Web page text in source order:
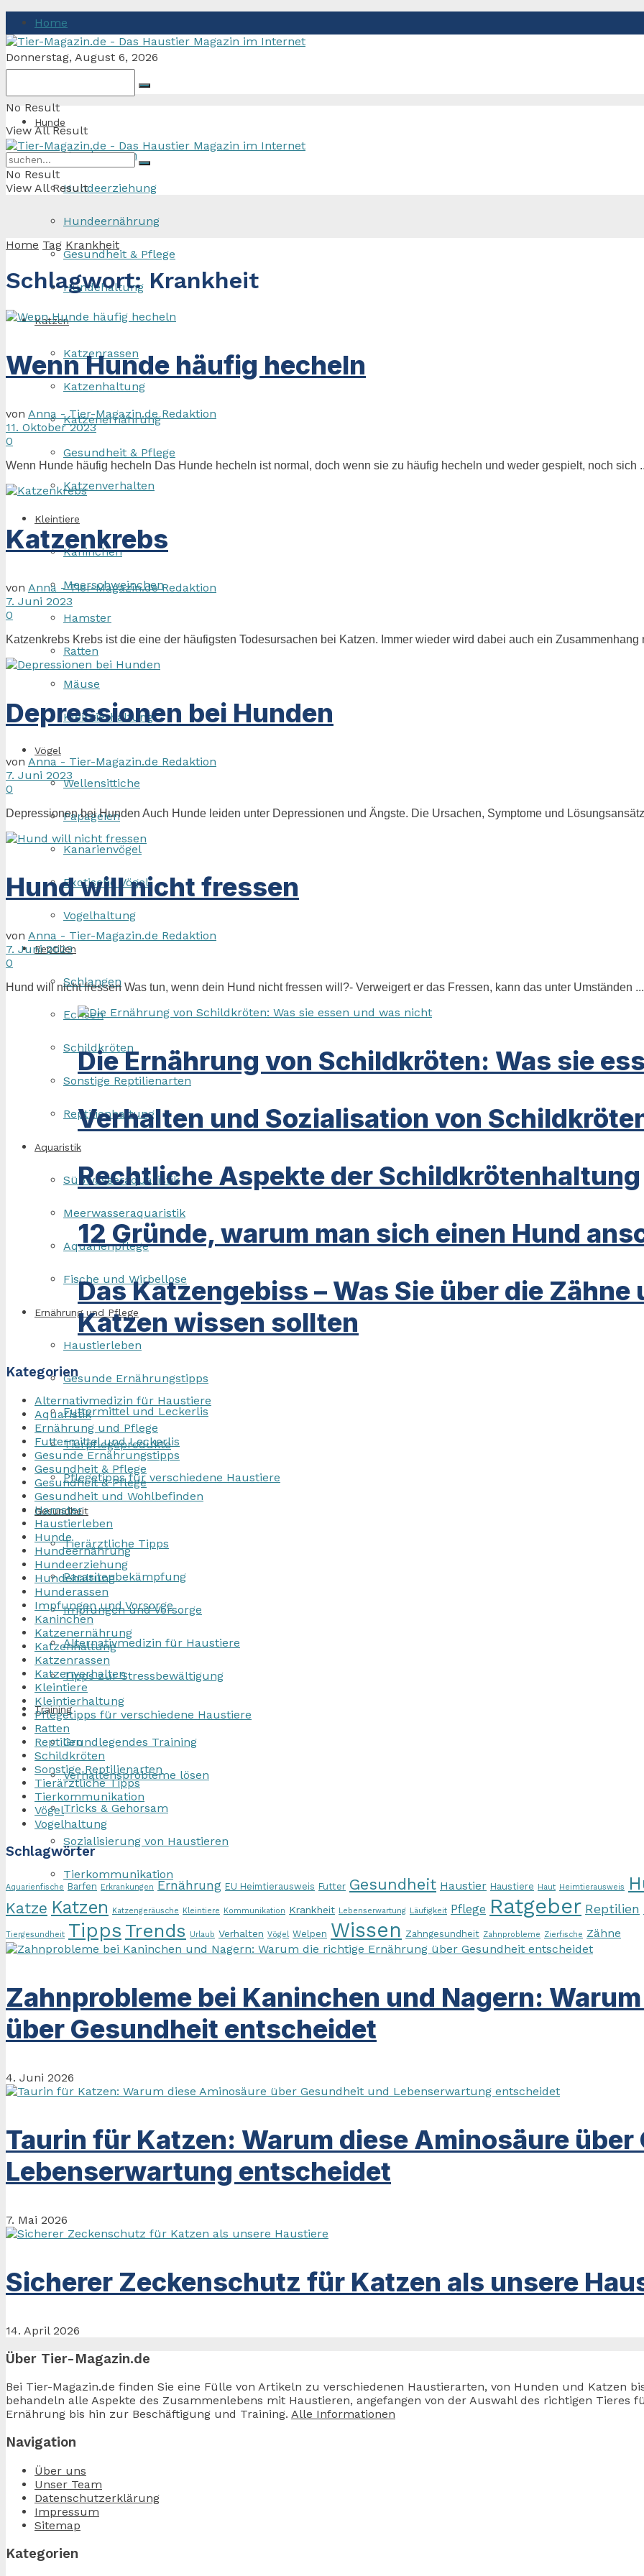
Home
Donnerstag, August 6, 2026
No Result
View All Result
Hunde
Hunderassen
Hundeerziehung
Hundeernährung
Gesundheit & Pflege
Hundehaltung
Katzen
Katzenrassen
Katzenhaltung
Katzenernährung
Gesundheit & Pflege
Katzenverhalten
Kleintiere
Kaninchen
Meerschweinchen
Hamster
Ratten
Mäuse
Kleintierhaltung
Vögel
Wellensittiche
Papageien
Kanarienvögel
Exotische Vögel
Vogelhaltung
Reptilien
Schlangen
Echsen
Schildkröten
Sonstige Reptilienarten
Reptilienhaltung
Aquaristik
Süßwasseraquaristik
Meerwasseraquaristik
Aquarienpflege
Fische und Wirbellose
Ernährung und Pflege
Haustierleben
Gesunde Ernährungstipps
Futtermittel und Leckerlis
Tierpflegeprodukte
Pflegetipps für verschiedene Haustiere
Gesundheit
Tierärztliche Tipps
Parasitenbekämpfung
Impfungen und Vorsorge
Alternativmedizin für Haustiere
Tipps zur Stressbewältigung
Training
Grundlegendes Training
Verhaltensprobleme lösen
Tricks & Gehorsam
Sozialisierung von Haustieren
Tierkommunikation
No Result
View All Result
Home Tag Krankheit
Schlagwort: Krankheit
Wenn Hunde häufig hecheln
von Anna - Tier-Magazin.de Redaktion
11. Oktober 2023
0
Wenn Hunde häufig hecheln Das Hunde hecheln ist normal, doch wenn sie zu häufig hecheln und weder gespielt, noch sich
Katzenkrebs
von Anna - Tier-Magazin.de Redaktion
7. Juni 2023
0
Katzenkrebs Krebs ist die eine der häufigsten Todesursachen bei Katzen. Immer wieder wird dabei auch ein Zusammenhang
Depressionen bei Hunden
von Anna - Tier-Magazin.de Redaktion
7. Juni 2023
0
Depressionen bei Hunden Auch Hunde leiden unter Depressionen und Ängste. Die Ursachen, Symptome und
Hund will nicht fressen
von Anna - Tier-Magazin.de Redaktion
7. Juni 2023
0
Hund will nicht fressen Was tun, wenn dein Hund nicht fressen will?- Verweigert er das Fressen, kann das unter Umständen ...
Die Ernährung von Schildkröten: Was sie
Verhalten und Sozialisation von
Rechtliche Aspekte der Schildkrötenhaltung
12 Gründe, warum man sich einen Hund
Das Katzengebiss – Was Sie über die
Katzen wissen sollten
Kategorien
Alternativmedizin für Haustiere
Aquaristik
Ernährung und Pflege
Futtermittel und Leckerlis
Gesunde Ernährungstipps
Gesundheit & Pflege
Gesundheit & Pflege
Gesundheit und Wohlbefinden
Hamster
Haustierleben
Hunde
Hundeernährung
Hundeerziehung
Hundehaltung
Hunderassen
Impfungen und Vorsorge
Kaninchen
Katzenernährung
Katzenhaltung
Katzenrassen
Katzenverhalten
Kleintiere
Kleintierhaltung
Pflegetipps für verschiedene Haustiere
Ratten
Reptilien
Schildkröten
Sonstige Reptilienarten
Tierärztliche Tipps
Tierkommunikation
Vögel
Vogelhaltung
Schlagwörter
Aquarienfische Barfen Erkrankungen Ernährung EU Heimtierausweis Futter Gesundheit Haustier Haustiere Haut Heimtierausweis
Katze Katzen Katzengeräusche Kleintiere Kommunikation Krankheit Lebenserwartung Läufigkeit Pflege Ratgeber Reptilien
Tiergesundheit Tipps Trends Urlaub Verhalten Vögel Welpen Wissen Zahngesundheit Zahnprobleme Zierfische Zähne
Zahnprobleme bei Kaninchen und Nagern:
über Gesundheit entscheidet
4. Juni 2026
Taurin für Katzen: Warum diese Aminosäure über
Lebenserwartung entscheidet
7. Mai 2026
Sicherer Zeckenschutz für Katzen als unsere
14. April 2026
Über Tier-Magazin.de
Bei Tier-Magazin.de finden Sie eine Fülle von Artikeln zu verschiedenen Haustierarten, von Hunden und Katzen
behandeln alle Aspekte des Zusammenlebens mit Haustieren, angefangen von der Auswahl des richtigen Tieres
Ernährung bis hin zur Beschäftigung und Training. Alle Informationen
Navigation
Über uns
Unser Team
Datenschutzerklärung
Impressum
Sitemap
Kategorien